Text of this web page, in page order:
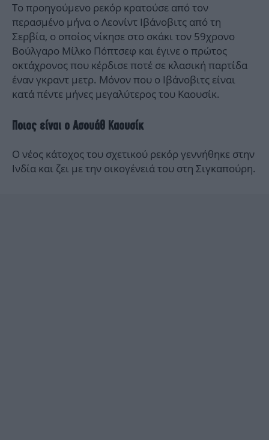
Tο προηγούμενο ρεκόρ κρατούσε από τον
περασμένο μήνα ο Λεονίντ Ιβάνοβιτς από τη
Σερβία, ο οποίος νίκησε στο σκάκι τον 59χρονο
Βούλγαρο Μίλκο Πόπτσεφ και έγινε ο πρώτος
οκτάχρονος που κέρδισε ποτέ σε κλασική παρτίδα
έναν γκραντ μετρ. Μόνον που ο Ιβάνοβιτς είναι
κατά πέντε μήνες μεγαλύτερος του Καουσίκ.
Ποιος είναι ο Ασουάθ Καουσίκ
Ο νέος κάτοχος του σχετικού ρεκόρ γεννήθηκε στην
Ινδία και ζει με την οικογένειά του στη Σιγκαπούρη.